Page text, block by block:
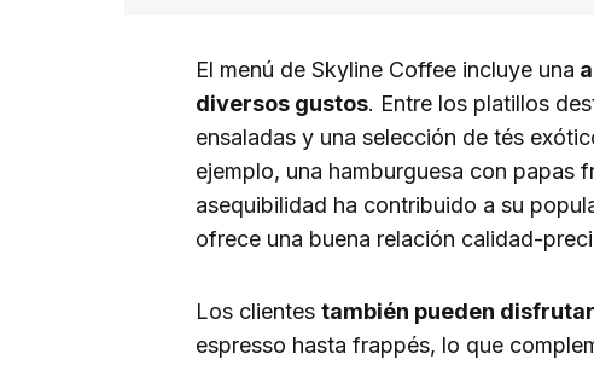
El menú de Skyline Coffee incluye una
diversos gustos. Entre los platillos
ensaladas y una selección de tés
ejemplo, una hamburguesa con papas
asequibilidad ha contribuido a su
ofrece una buena relación calidad-
Los clientes también pueden
espresso hasta frappés, lo que